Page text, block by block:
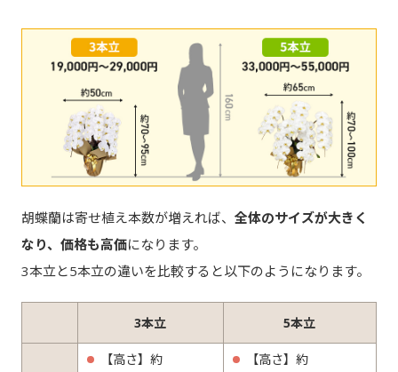
胡蝶蘭は寄せ植え本数が増えれば、 全体のサイズが大きく
なり、価格も高価になります。
3本立と5本立の違いを比較すると以下のようになります。
3本立 5本立
【高さ】約
【高さ】約